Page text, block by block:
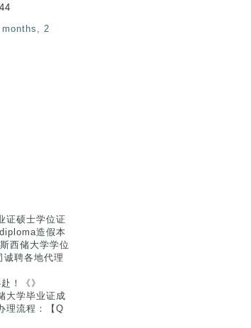
2
证硕士学位证
造假本
西储大学学位
聘各地代理
！《》
大学毕业证成
理流程：【Q